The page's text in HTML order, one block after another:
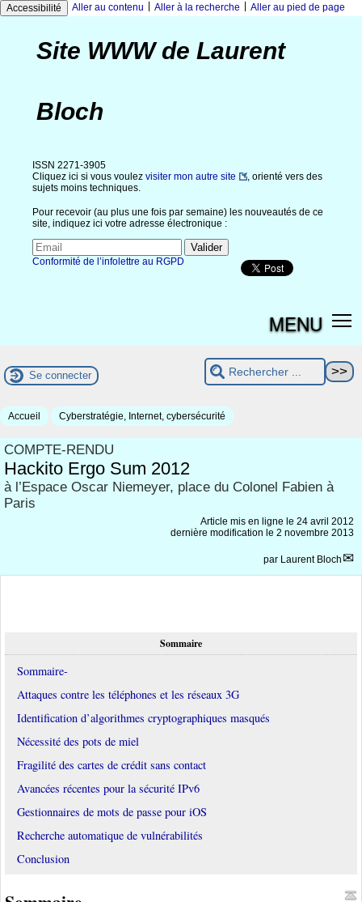
Accessibilité Aller au contenu Aller à la recherche Aller au pied de page
Site WWW de Laurent
Bloch
ISSN 2271-3905
Cliquez ici si vous voulez visiter mon autre site
, orienté vers des
sujets moins techniques.
Pour recevoir (au plus une fois par semaine) les nouveautés de ce
site, indiquez ici votre adresse électronique :
Conformité de l’infolettre au RGPD
MENU
Se connecter
Accueil Cyberstratégie, Internet, cybersécurité
COMPTE-RENDU
Hackito Ergo Sum 2012
à l’Espace Oscar Niemeyer, place du Colonel Fabien à
Paris
Article mis en ligne le 24 avril 2012
dernière modification le 2 novembre 2013
par Laurent Bloch
Sommaire
Sommaire-
Attaques contre les téléphones et les réseaux 3G
Identification d’algorithmes cryptographiques masqués
Nécessité des pots de miel
Fragilité des cartes de crédit sans contact
Avancées récentes pour la sécurité IPv6
Gestionnaires de mots de passe pour iOS
Recherche automatique de vulnérabilités
Conclusion